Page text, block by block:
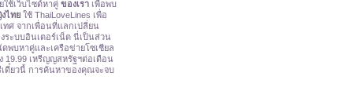
ใช้เว็บไซด์หาคู่ ของเราเพื่อพบ
ไทยใช้ ThaiLoveLines เพื่อ
ทศ จากเพื่อนที่แลกเปลี่ยน
ระบบอินเตอร์เน็ต นี่เป็นส่วน
พบหาคู่และเครือข่ายโซเชียล
19.99 เหรีญญสหรัฐฯต่อเดือน
เดี๋ยวนี้ การค้นหาของคุณจะจบ